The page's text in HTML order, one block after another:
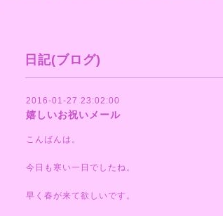
日記(ブログ)
2016-01-27 23:02:00
嬉しいお祝いメール
こんばんは。
今日も寒い一日でしたね。
早く春が来て欲しいです。